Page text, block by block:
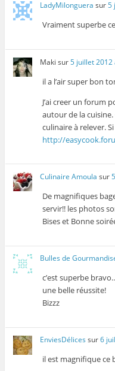
LadyMilonguera sur5
Vraiment superbe
Maki sur5 juillet 2012
il a l’air super bon
J’ai creer un forum
autour de la
culinaire à relever.
http://
Culinaire Amoula sur
De magnifiques
servir!! les photos
Bises et Bonne
Bulles de
c’est superbe
une belle réussite!
Bizzz
EnviesDélices sur6
il est magnifique ce